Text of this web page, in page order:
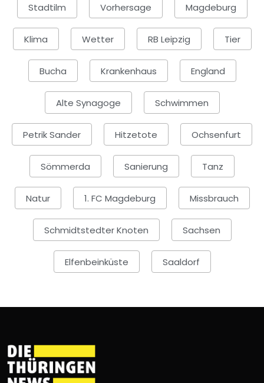
Stadtilm Vorhersage Magdeburg
Klima Wetter RB Leipzig Tier
Bucha Krankenhaus England
Alte Synagoge Schwimmen
Petrik Sander Hitzetote Ochsenfurt
Sömmerda Sanierung Tanz
Natur 1. FC Magdeburg Missbrauch
Schmidtstedter Knoten Sachsen
Elfenbeinküste Saaldorf